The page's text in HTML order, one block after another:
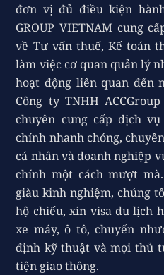
đơn vị đủ điều kiện
GROUP VIETNAM cung
về Tư vấn thuế, Kế toán
làm việc cơ quan quản lý
hoạt động liên quan đến
Công ty TNHH
chuyên cung cấp dịch
chính nhanh chóng,
cá nhân và doanh nghiệp
chính một cách mượt
giàu kinh nghiệm, chúng
hộ chiếu, xin visa du lịch
xe máy, ô tô, chuyển
định kỹ thuật và mọi thủ
tiện giao thông.